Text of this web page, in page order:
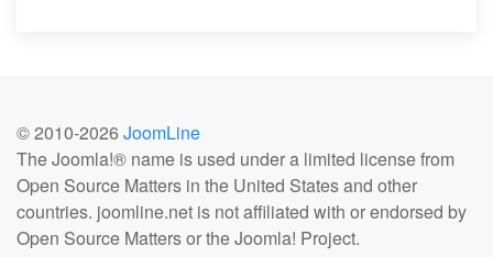
© 2010-2026 JoomLine
The Joomla!® name is used under a limited license from
Open Source Matters in the United States and other
countries. joomline.net is not affiliated with or endorsed by
Open Source Matters or the Joomla! Project.